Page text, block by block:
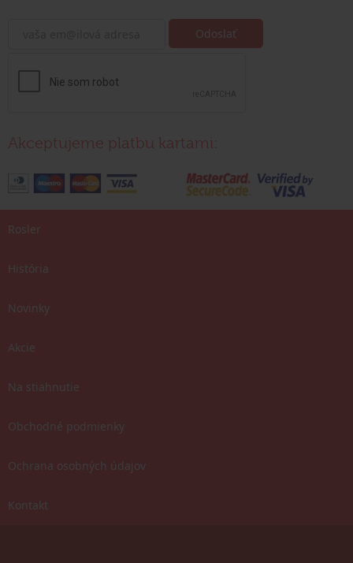
Akceptujeme platbu kartami:
Rosler
História
Novinky
Akcie
Na stiahnutie
Obchodné podmienky
Ochrana osobných údajov
Kontakt